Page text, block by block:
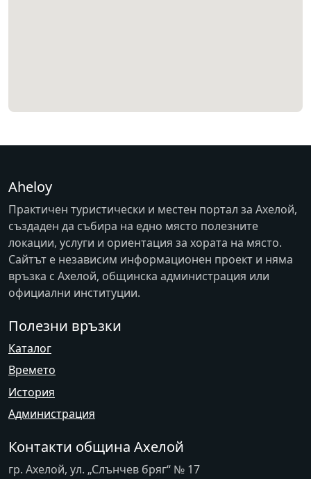
Aheloy
Практичен туристически и местен портал за Ахелой,
създаден да събира на едно място полезните
локации, услуги и ориентация за хората на място.
Сайтът е независим информационен проект и няма
връзка с Ахелой, общинска администрация или
официални институции.
Полезни връзки
Каталог
Времето
История
Администрация
Контакти община Ахелой
гр. Ахелой, ул. „Слънчев бряг“ № 17